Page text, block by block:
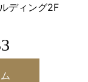
ディング2F